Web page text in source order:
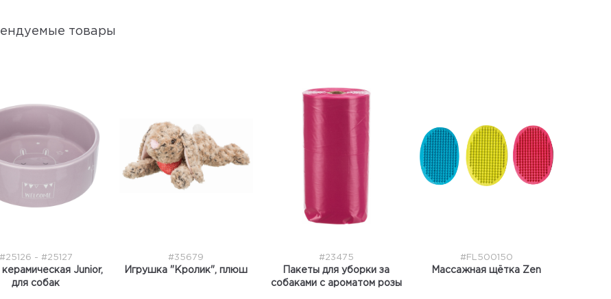
товары
#25126 - #25127
керамическая Junior,
для собак
#35679
Игрушка "Кролик", плюш
#23475
Пакеты для уборки за
собаками с ароматом розы
#FL500150
Массажная щётка Zen